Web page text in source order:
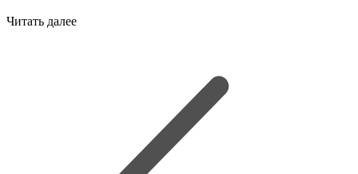
Читать далее